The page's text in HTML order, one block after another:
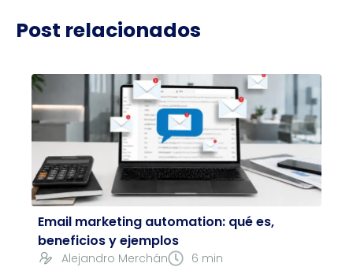
Post relacionados
Email marketing automation: qué es,
beneficios y ejemplos
Alejandro Merchán 6 min